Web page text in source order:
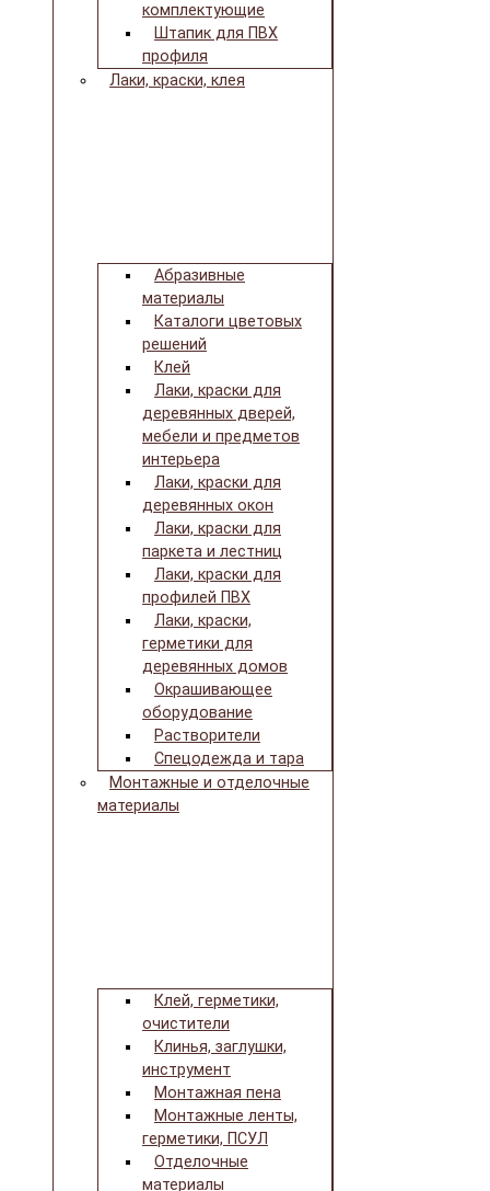
комплектующие
Штапик для ПВХ
профиля
Лаки, краски, клея
Абразивные
материалы
Каталоги цветовых
решений
Клей
Лаки, краски для
деревянных дверей,
мебели и предметов
интерьера
Лаки, краски для
деревянных окон
Лаки, краски для
паркета и лестниц
Лаки, краски для
профилей ПВХ
Лаки, краски,
герметики для
деревянных домов
Окрашивающее
оборудование
Растворители
Спецодежда и тара
Монтажные и отделочные
материалы
Клей, герметики,
очистители
Клинья, заглушки,
инструмент
Монтажная пена
Монтажные ленты,
герметики, ПСУЛ
Отделочные
материалы